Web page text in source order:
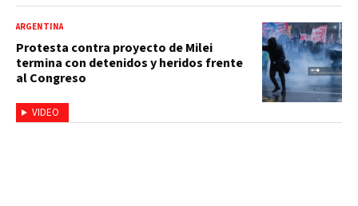
VIDEO
ARGENTINA
Protesta contra proyecto de Milei
termina con detenidos y heridos frente
al Congreso